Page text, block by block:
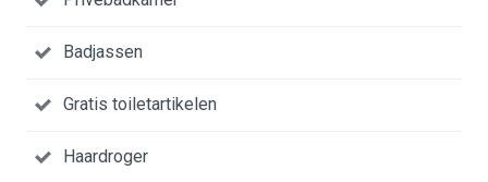
Badjassen
Gratis toiletartikelen
Haardroger